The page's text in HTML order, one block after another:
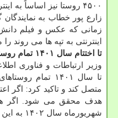
۴۵۰۰ روستا نیز اساساً به اینترنت دسترسی ندارند.
زارع پور خطاب به
زمانی که عکس و فیلم
اینترنتی به تپه ها می روند
تا اختتام سال ۱۴۰۱ تمام روستاها به شبکه اینترنت متصل می شوند
وزیر ارتباطات و فناوری
هدف محقق می شود. اگر هم
شهریورماه سال ۱۴۰۲ به این هدف دست می یابیم.